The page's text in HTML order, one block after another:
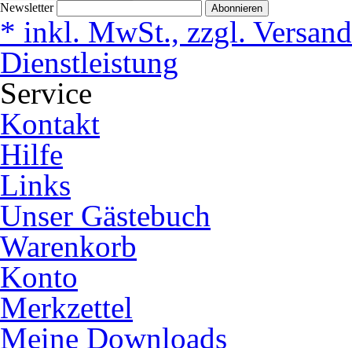
Newsletter Abonnieren
* inkl. MwSt., zzgl.
Dienstleistung
Service
Kontakt
Hilfe
Links
Unser Gästebuch
Warenkorb
Konto
Merkzettel
Meine Downloads